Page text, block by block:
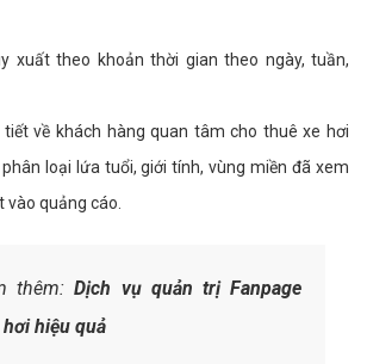
xuất theo khoản thời gian theo ngày, tuần,
về khách hàng quan tâm cho thuê xe hơi
loại lứa tuổi, giới tính, vùng miền đã xem
vào quảng cáo.
thêm:Dịch vụ quản trị Fanpage
hiệu quả